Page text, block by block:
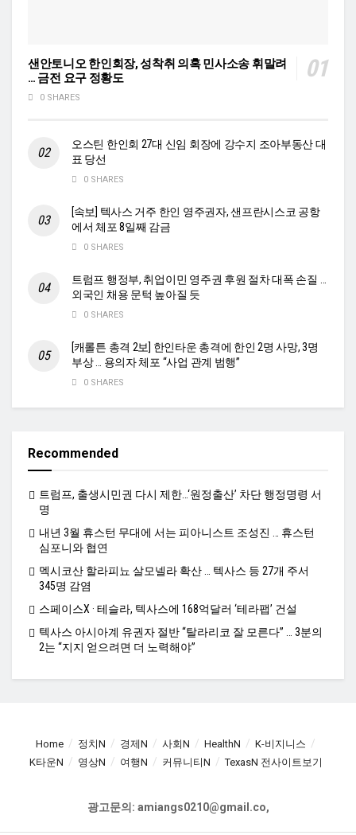
샌안토니오 한인회장, 성착취 의혹 민사소송 휘말려
… 금전 요구 정황도
0 SHARES
오스틴 한인회 27대 신임 회장에 강수지 조아부동산 대
표 당선
0 SHARES
[속보] 텍사스 거주 한인 영주권자, 샌프란시스코 공항
에서 체포 8일째 감금
0 SHARES
트럼프 행정부, 취업이민 영주권 후원 절차 대폭 손질 …
외국인 채용 문턱 높아질 듯
0 SHARES
[캐롤튼 총격 2보] 한인타운 총격에 한인 2명 사망, 3명
부상 … 용의자 체포 “사업 관계 범행”
0 SHARES
Recommended
트럼프, 출생시민권 다시 제한…‘원정출산’ 차단 행정명령 서
명
내년 3월 휴스턴 무대에 서는 피아니스트 조성진 … 휴스턴
심포니와 협연
멕시코산 할라피뇨 살모넬라 확산 … 텍사스 등 27개 주서
345명 감염
스페이스X · 테슬라, 텍사스에 168억달러 ‘테라팹’ 건설
텍사스 아시아계 유권자 절반 “탈라리코 잘 모른다” … 3분의
2는 “지지 얻으려면 더 노력해야”
Home 정치N 경제N 사회N HealthN
K-비지니스
K타운N
영상N 여행N 커뮤니티N TexasN 전사이트보기
광고문의: amiangs0210@gmail.co,